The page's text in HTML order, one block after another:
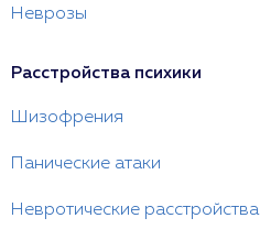
Неврозы
Расстройства психики
Шизофрения
Панические атаки
Невротические расстройства